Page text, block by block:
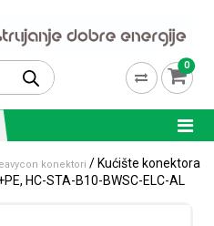
0
konektori / Kućište konektora
HC-STA-B10-BWSC-ELC-AL